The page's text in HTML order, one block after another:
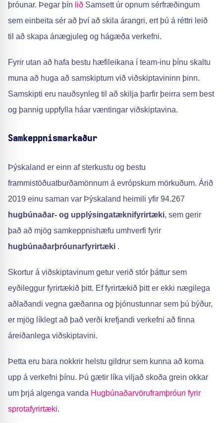
þróunar. Þegar þín lið Samsett úr opnum sérfræðingum
sem einbeita sér að því að skila árangri, ert þú á réttri leið
til að skapa ánægjuleg og hágæða verkefni.
Fyrir utan að hafa bestu hæfileikana í team-inu þínu skaltu
muna að huga að samskiptum við viðskiptavininn þinn.
Samskipti eru nauðsynleg til að skilja þarfir þeirra sem best
og þannig uppfylla háar væntingar viðskiptavina.
Samkeppnismarkaður
Þýskaland er einn af sterkustu og bestu
frammistöðuatburðamönnum á evrópskum mörkuðum. Árið
2019 einu saman var Þýskaland heimili yfir 94.267
hugbúnaðar- og upplýsingatæknifyrirtæki, sem gerir
það að mjög samkeppnishæfu umhverfi fyrir
hugbúnaðarþróunarfyrirtæki .
Skortur á viðskiptavinum getur verið stór þáttur sem
eyðileggur fyrirtækið þitt. Ef fyrirtækið þitt er ekki nægilega
aðlaðandi vegna gæðanna og þjónustunnar sem þú býður,
er mjög líklegt að það verði krefjandi verkefni að finna
áreiðanlega viðskiptavini.
Þetta eru bara nokkrir helstu gildrur sem kunna að koma
upp á verkefni þínu. Þú gætir líka viljað skoða grein okkar
um þrjá algenga vanda Hugbúnaðarvöruframþróun fyrir
sprotafyrirtæki.